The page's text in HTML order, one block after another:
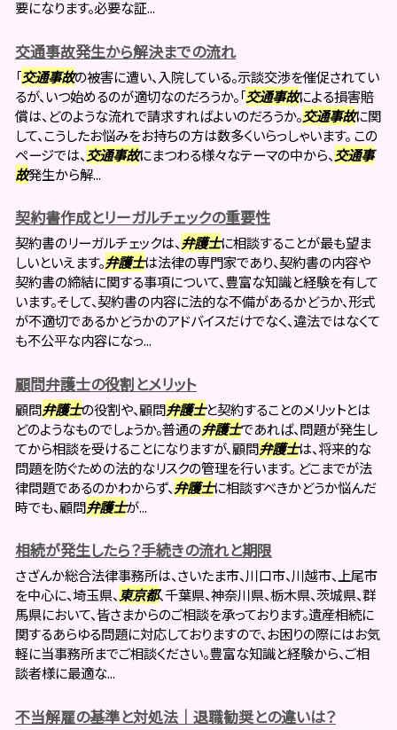
要になります。必要な証...
交通事故発生から解決までの流れ
「交通事故の被害に遭い、入院している。示談交渉を催促されてい
るが、いつ始めるのが適切なのだろうか。「交通事故による損害賠
償は、どのような流れで請求すればよいのだろうか。交通事故に関
して、こうしたお悩みをお持ちの方は数多くいらっしゃいます。 この
ページでは、 交通事故にまつわる様々なテーマの中から、 交通事
故発生から解...
契約書作成とリーガルチェックの重要性
契約書のリーガルチェックは、 弁護士に相談することが最も望ま
しいといえます。弁護士は法律の専門家であり、契約書の内容や
契約書の締結に関する事項について、豊富な知識と経験を有して
います。そして、契約書の内容に法的な不備があるかどうか、形式
が不適切であるかどうかのアドバイスだけでなく、違法ではなくて
も不公平な内容になっ...
顧問弁護士の役割とメリット
顧問弁護士の役割や、顧問弁護士と契約することのメリットとは
どのようなものでしょうか。普通の弁護士であれば、問題が発生し
てから相談を受けることになりますが、顧問弁護士は、将来的な
問題を防ぐための法的なリスクの管理を行います。 どこまでが法
律問題であるのかわからず、 弁護士に相談すべきかどうか悩んだ
時でも、顧問弁護士が...
相続が発生したら？手続きの流れと期限
さざんか総合法律事務所は、さいたま市、川口市、川越市、上尾市
を中心に、埼玉県、 東京都、千葉県、神奈川県、栃木県、茨城県、群
馬県において、皆さまからのご相談を承っております。遺産相続に
関するあらゆる問題に対応しておりますので、お困りの際にはお気
軽に当事務所までご相談ください。豊富な知識と経験から、ご相
談者様に最適な...
不当解雇の基準と対処法｜退職勧奨との違いは？